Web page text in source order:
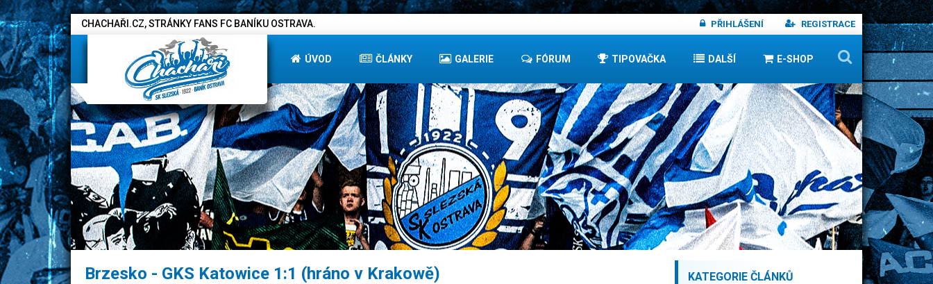
CHACHAŘI.CZ, STRÁNKY FANS FC BANÍKU OSTRAVA. PŘIHLÁŠENÍ REGISTRACE
ÚVOD ČLÁNKY GALERIE FÓRUM TIPOVAČKA DALŠÍ E-SHOP
Brzesko - GKS Katowice 1:1 (hráno v Krakowě) KATEGORIE ČLÁNKŮ